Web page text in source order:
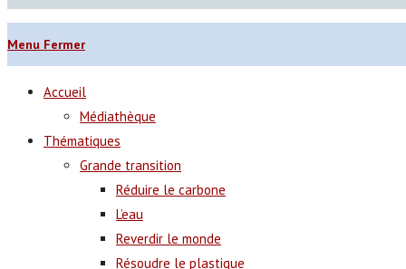
Menu Fermer
Accueil
Médiathèque
Thématiques
Grande transition
Réduire le carbone
L’eau
Reverdir le monde
Résoudre le plastique